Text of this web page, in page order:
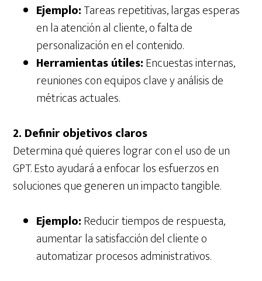
Ejemplo:Tareas repetitivas, largas esperas
en la atención al cliente, o falta de
personalización en el contenido.
Herramientas útiles:Encuestas internas,
reuniones con equipos clave y análisis de
métricas actuales.
2. Definir objetivos claros
Determina qué quieres lograr con el uso de un
GPT. Esto ayudará a enfocar los esfuerzos en
soluciones que generen un impacto tangible.
Ejemplo:Reducir tiempos de respuesta,
aumentar la satisfacción del cliente o
automatizar procesos administrativos.